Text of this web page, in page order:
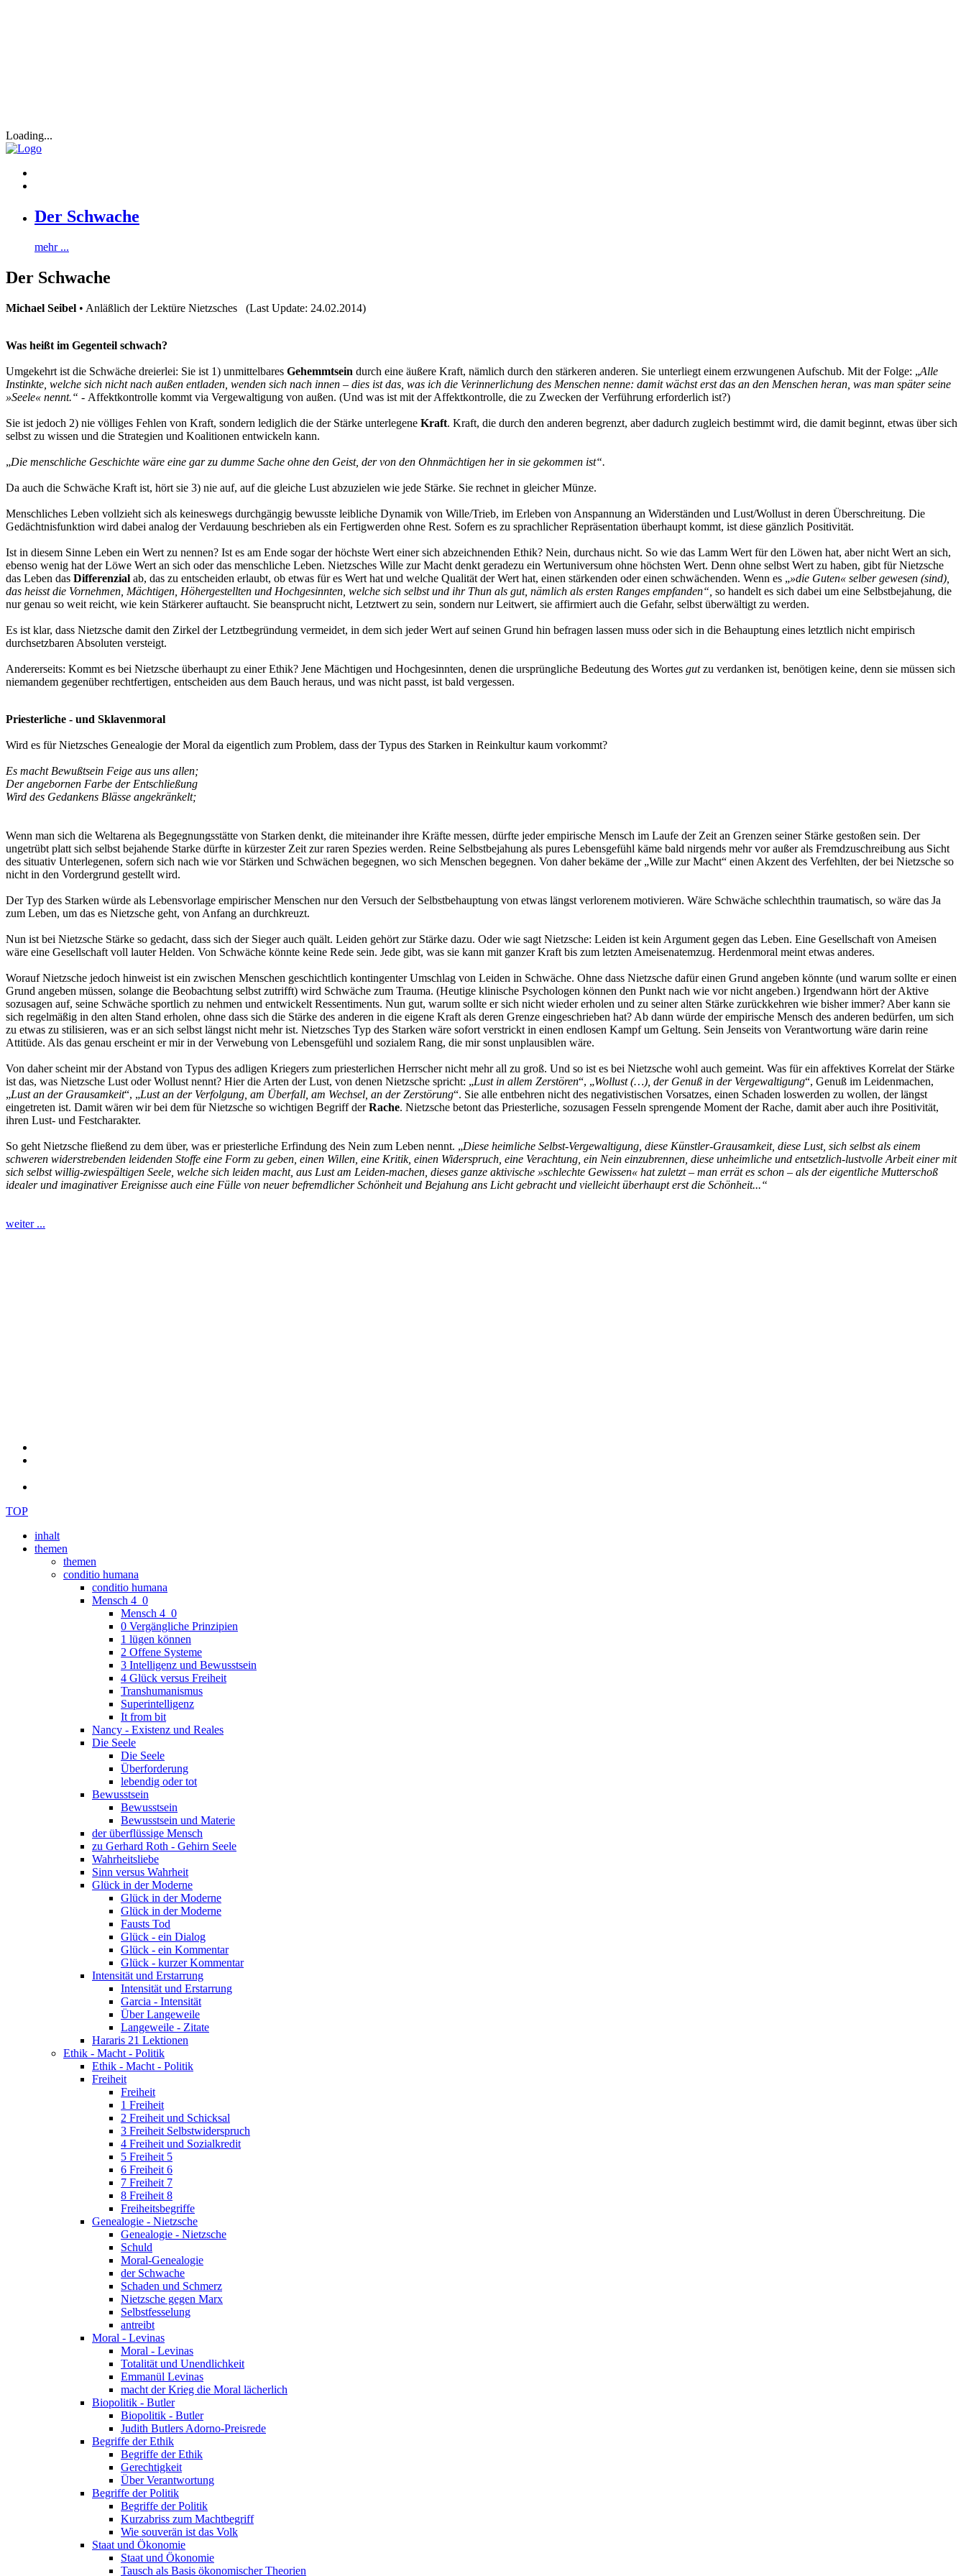
Loading...
Der Schwache
mehr ...
Der Schwache
Michael Seibel • Anläßlich der Lektüre Nietzsches (Last Update: 24.02.2014)
Was heißt im Gegenteil schwach?
Umgekehrt ist die Schwäche dreierlei: Sie ist 1) unmittelbares Gehemmt­sein durch eine äußere Kraft, nämlich durch den stärkeren anderen. Sie unterliegt einem erzwungenen Aufschub. Mit der Folge: „Alle
Instinkte, welche sich nicht nach außen entladen, wenden sich nach innen – dies ist das, was ich die Verinnerlichung des Menschen nenne: damit wächst erst das an den Menschen heran, was man später seine
»Seele« nennt.“ - Affektkontrolle kommt via Vergewaltigung von außen. (Und was ist mit der Affektkontrolle, die zu Zwecken der Verführung erforderlich ist?)
Sie ist jedoch 2) nie völliges Fehlen von Kraft, sondern lediglich die der Stärke unterlegene Kraft. Kraft, die durch den anderen begrenzt, aber dadurch zugleich bestimmt wird, die damit beginnt, etwas über sich
selbst zu wissen und die Strategien und Koalitionen entwickeln kann.
„Die menschliche Geschichte wäre eine gar zu dumme Sache ohne den Geist, der von den Ohnmächtigen her in sie gekommen ist“.
Da auch die Schwäche Kraft ist, hört sie 3) nie auf, auf die gleiche Lust abzuzielen wie jede Stärke. Sie rechnet in gleicher Münze.
Menschliches Leben vollzieht sich als keineswegs durchgängig bewusste leibliche Dynamik von Wille/Trieb, im Erleben von Anspannung an Widerständen und Lust/Wollust in deren Überschreitung. Die
Gedächtnis­funktion wird dabei analog der Verdauung beschrieben als ein Fertigwerden ohne Rest. Sofern es zu sprachlicher Repräsentation überhaupt kommt, ist diese gänzlich Positivität.
Ist in diesem Sinne Leben ein Wert zu nennen? Ist es am Ende sogar der höchste Wert einer sich abzeichnenden Ethik? Nein, durchaus nicht. So wie das Lamm Wert für den Löwen hat, aber nicht Wert an sich,
ebenso wenig hat der Löwe Wert an sich oder das menschliche Leben. Nietzsches Wille zur Macht denkt geradezu ein Wertuniversum ohne höchsten Wert. Denn ohne selbst Wert zu haben, gibt für Nietzsche
das Leben das Differenzial ab, das zu entscheiden erlaubt, ob etwas für es Wert hat und welche Qualität der Wert hat, einen stärkenden oder einen schwächenden. Wenn es „»die Guten« selber gewesen (sind),
das heisst die Vornehmen, Mächtigen, Höherge­stellten und Hochgesinnten, welche sich selbst und ihr Thun als gut, nämlich als ersten Ranges empfanden“, so handelt es sich dabei um eine Selbstbejahung, die
nur genau so weit reicht, wie kein Stärkerer auftaucht. Sie beansprucht nicht, Letztwert zu sein, sondern nur Leitwert, sie affirmiert auch die Gefahr, selbst überwältigt zu werden.
Es ist klar, dass Nietzsche damit den Zirkel der Letztbegründung vermeidet, in dem sich jeder Wert auf seinen Grund hin befragen lassen muss oder sich in die Behauptung eines letztlich nicht empirisch
durchsetzbaren Absoluten versteigt.
Andererseits: Kommt es bei Nietzsche überhaupt zu einer Ethik? Jene Mächtigen und Hochgesinnten, denen die ursprüngliche Bedeutung des Wortes gutzu verdanken ist, benötigen keine, denn sie müssen sich
niemandem gegenüber rechtfertigen, entscheiden aus dem Bauch heraus, und was nicht passt, ist bald vergessen.
Priesterliche - und Sklavenmoral
Wird es für Nietzsches Genealogie der Moral da eigentlich zum Problem, dass der Typus des Starken in Reinkultur kaum vorkommt?
Es macht Bewußtsein Feige aus uns allen;
Der angebornen Farbe der Entschließung
Wird des Gedankens Blässe angekränkelt;
Wenn man sich die Weltarena als Begegnungsstätte von Starken denkt, die miteinander ihre Kräfte messen, dürfte jeder empirische Mensch im Laufe der Zeit an Grenzen seiner Stärke gestoßen sein. Der
ungetrübt platt sich selbst bejahende Starke dürfte in kürzester Zeit zur raren Spezies werden. Reine Selbstbejahung als pures Lebensgefühl käme bald nirgends mehr vor außer als Fremdzuschreibung aus Sicht
des situativ Unterlegenen, sofern sich nach wie vor Stärken und Schwächen begegnen, wo sich Menschen begegnen. Von daher bekäme der „Wille zur Macht“ einen Akzent des Verfehlten, der bei Nietzsche so
nicht in den Vordergrund gestellt wird.
Der Typ des Starken würde als Lebensvorlage empirischer Menschen nur den Versuch der Selbst­behauptung von etwas längst verlorenem motivie­ren. Wäre Schwäche schlechthin traumatisch, so wäre das Ja
zum Leben, um das es Nietzsche geht, von Anfang an durchkreuzt.
Nun ist bei Nietzsche Stärke so gedacht, dass sich der Sieger auch quält. Leiden gehört zur Stärke dazu. Oder wie sagt Nietzsche: Leiden ist kein Argument gegen das Leben. Eine Gesellschaft von Ameisen
wäre eine Gesellschaft voll lauter Helden. Von Schwäche könnte keine Rede sein. Jede gibt, was sie kann mit ganzer Kraft bis zum letzten Ameisenatemzug. Herdenmoral meint etwas anderes.
Worauf Nietzsche jedoch hinweist ist ein zwischen Menschen geschichtlich kontingenter Umschlag von Leiden in Schwäche. Ohne dass Nietzsche dafür einen Grund angeben könnte (und warum sollte er einen
Grund angeben müssen, solange die Beobachtung selbst zutrifft) wird Schwäche zum Trauma. (Heutige klinische Psychologen können den Punkt nach wie vor nicht angeben.) Irgendwann hört der Aktive
sozusagen auf, seine Schwäche sportlich zu nehmen und entwickelt Ressentiments. Nun gut, warum sollte er sich nicht wieder erholen und zu seiner alten Stärke zurückkehren wie bisher immer? Aber kann sie
sich regelmäßig in den alten Stand erholen, ohne dass sich die Stärke des anderen in die eigene Kraft als deren Grenze eingeschrieben hat? Ab dann würde der empirische Mensch des anderen bedürfen, um sich
zu etwas zu stilisieren, was er an sich selbst längst nicht mehr ist. Nietzsches Typ des Starken wäre sofort verstrickt in einen endlosen Kampf um Geltung. Sein Jenseits von Verantwortung wäre darin reine
Attitüde. Als das genau erscheint er mir in der Verwebung von Lebensgefühl und sozialem Rang, die mir sonst unplausiblen wäre.
Von daher scheint mir der Abstand von Typus des adligen Kriegers zum priesterlichen Herrscher nicht mehr all zu groß. Und so ist es bei Nietzsche wohl auch gemeint. Was für ein affektives Korrelat der Stärke
ist das, was Nietzsche Lust oder Wollust nennt? Hier die Arten der Lust, von denen Nietzsche spricht: „Lust in allem Zerstören“, „Wollust (…), der Genuß in der Vergewaltigung“, Genuß im Leidenmachen,
„Lust an der Grausamkeit“, „Lust an der Verfolgung, am Überfall, am Wechsel, an der Zerstörung“. Sie alle entbehren nicht des negativistischen Vorsatzes, einen Schaden loswerden zu wollen, der längst
eingetreten ist. Damit wären wir bei dem für Nietzsche so wichtigen Begriff derRache. Nietzsche betont das Priesterliche, sozusagen Fesseln sprengende Moment der Rache, damit aber auch ihre Positivität,
ihren Lust- und Festcharakter.
So geht Nietzsche fließend zu dem über, was er priesterliche Erfindung des Nein zum Leben nennt. „Diese heimliche Selbst-Vergewaltigung, diese Künstler-Grausamkeit, diese Lust, sich selbst als einem
schweren widerstrebenden leidenden Stoffe eine Form zu geben, einen Willen, eine Kritik, einen Widerspruch, eine Verachtung, ein Nein einzubrennen, diese unheimliche und entsetzlich-lustvolle Arbeit einer mit
sich selbst willig-zwiespältigen Seele, welche sich leiden macht, aus Lust am Leiden-machen, dieses ganze aktivische »schlechte Gewissen« hat zuletzt – man errät es schon – als der eigentliche Mutterschoß
idealer und imaginativer Ereignisse auch eine Fülle von neuer befremdlicher Schönheit und Bejahung ans Licht gebracht und vielleicht überhaupt erst die Schönheit...“
weiter ...
TOP
inhalt
themen
themen
conditio humana
conditio humana
Mensch 4_0
Mensch 4_0
0 Vergängliche Prinzipien
1 lügen können
2 Offene Systeme
3 Intelligenz und Bewusstsein
4 Glück versus Freiheit
Transhumanismus
Superintelligenz
It from bit
Nancy - Existenz und Reales
Die Seele
Die Seele
Überforderung
lebendig oder tot
Bewusstsein
Bewusstsein
Bewusstsein und Materie
der überflüssige Mensch
zu Gerhard Roth - Gehirn Seele
Wahrheitsliebe
Sinn versus Wahrheit
Glück in der Moderne
Glück in der Moderne
Glück in der Moderne
Fausts Tod
Glück - ein Dialog
Glück - ein Kommentar
Glück - kurzer Kommentar
Intensität und Erstarrung
Intensität und Erstarrung
Garcia - Intensität
Über Langeweile
Langeweile - Zitate
Hararis 21 Lektionen
Ethik - Macht - Politik
Ethik - Macht - Politik
Freiheit
Freiheit
1 Freiheit
2 Freiheit und Schicksal
3 Freiheit Selbstwiderspruch
4 Freiheit und Sozialkredit
5 Freiheit 5
6 Freiheit 6
7 Freiheit 7
8 Freiheit 8
Freiheitsbegriffe
Genealogie - Nietzsche
Genealogie - Nietzsche
Schuld
Moral-Genealogie
der Schwache
Schaden und Schmerz
Nietzsche gegen Marx
Selbstfesselung
antreibt
Moral - Levinas
Moral - Levinas
Totalität und Unendlichkeit
Emmanül Levinas
macht der Krieg die Moral lächerlich
Biopolitik - Butler
Biopolitik - Butler
Judith Butlers Adorno-Preisrede
Begriffe der Ethik
Begriffe der Ethik
Gerechtigkeit
Über Verantwortung
Begriffe der Politik
Begriffe der Politik
Kurzabriss zum Machtbegriff
Wie souverän ist das Volk
Staat und Ökonomie
Staat und Ökonomie
Tausch als Basis ökonomischer Theorien